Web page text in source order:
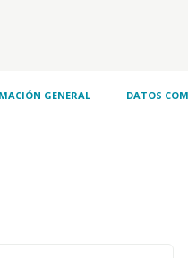
GENERAL DATOS